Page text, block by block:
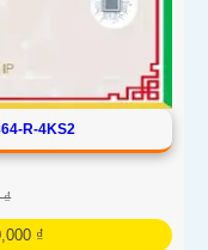
R-4KS2
₫
₫